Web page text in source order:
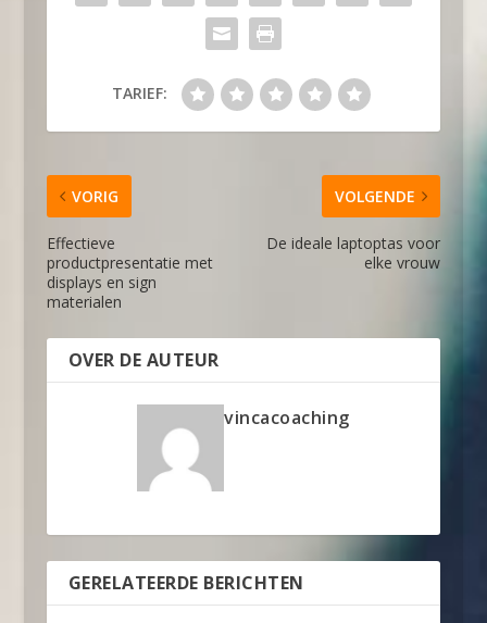
TARIEF:
VORIG
Effectieve
productpresentatie met
displays en sign
materialen
VOLGENDE
De ideale laptoptas voor
elke vrouw
OVER DE AUTEUR
vincacoaching
GERELATEERDE BERICHTEN